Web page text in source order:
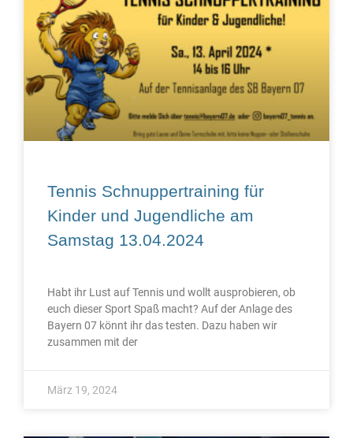
Tennis Schnuppertraining für
Kinder und Jugendliche am
Samstag 13.04.2024
Habt ihr Lust auf Tennis und wollt ausprobieren, ob
euch dieser Sport Spaß macht? Auf der Anlage des
Bayern 07 könnt ihr das testen. Dazu haben wir
zusammen mit der
März 19, 2024